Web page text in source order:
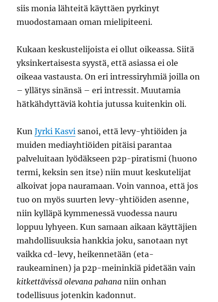
siis monia lähteitä käyttäen pyrkinyt
muodostamaan oman mielipiteeni.
Kukaan keskustelijoista ei ollut oikeassa. Siitä
yksinkertaisesta syystä, että asiassa ei ole
oikeaa vastausta. On eri intressiryhmiä joilla on
– yllätys sinänsä – eri intressit. Muutamia
hätkähdyttäviä kohtia jutussa kuitenkin oli.
KunJyrki Kasvi sanoi, että levy-yhtiöiden ja
muiden mediayhtiöiden pitäisi parantaa
palveluitaan lyödäkseen p2p-piratismi (huono
termi, keksin sen itse) niin muut keskutelijat
alkoivat jopa nauramaan. Voin vannoa, että jos
tuo on myös suurten levy-yhtiöiden asenne,
niin kylläpä kymmenessä vuodessa nauru
loppuu lyhyeen. Kun samaan aikaan käyttäjien
mahdollisuuksia hankkia joku, sanotaan nyt
vaikka cd-levy, heikennetään (eta-
raukeaminen) ja p2p-meininkiä pidetään vain
kitkettävissä olevana pahana niin onhan
todellisuus jotenkin kadonnut.